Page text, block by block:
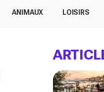
ANIMAUX LOISIRS